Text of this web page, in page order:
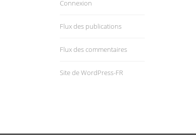
Connexion
Flux des publications
Flux des commentaires
Site de WordPress-FR